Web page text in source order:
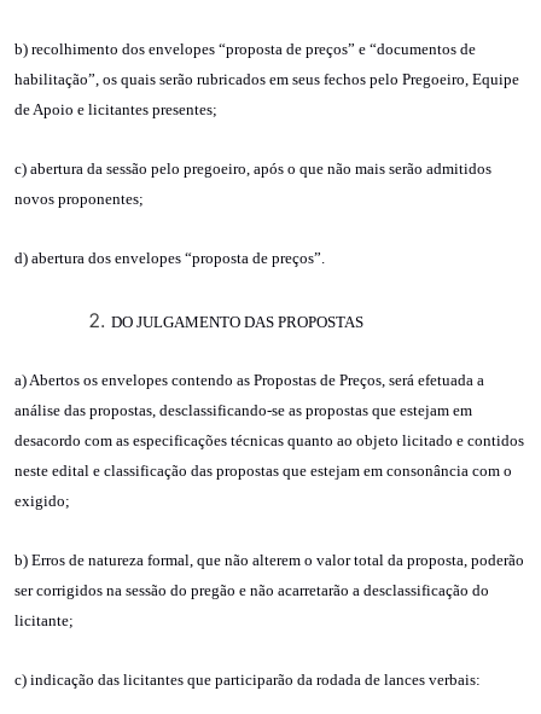
b) recolhimento dos envelopes “proposta de preços” e “documentos de
habilitação”, os quais serão rubricados em seus fechos pelo Pregoeiro, Equipe
de Apoio e licitantes presentes;
c) abertura da sessão pelo pregoeiro, após o que não mais serão admitidos
novos proponentes;
d) abertura dos envelopes “proposta de preços”.
DO JULGAMENTO DAS PROPOSTAS
a) Abertos os envelopes contendo as Propostas de Preços, será efetuada a
análise das propostas, desclassificando-se as propostas que estejam em
desacordo com as especificações técnicas quanto ao objeto licitado e contidos
neste edital e classificação das propostas que estejam em consonância com o
exigido;
b) Erros de natureza formal, que não alterem o valor total da proposta, poderão
ser corrigidos na sessão do pregão e não acarretarão a desclassificação do
licitante;
c) indicação das licitantes que participarão da rodada de lances verbais: